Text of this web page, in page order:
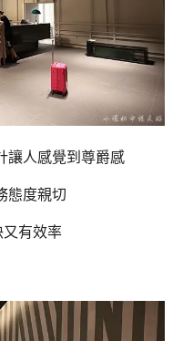
讓人感覺到尊爵感
態度親切
又有效率